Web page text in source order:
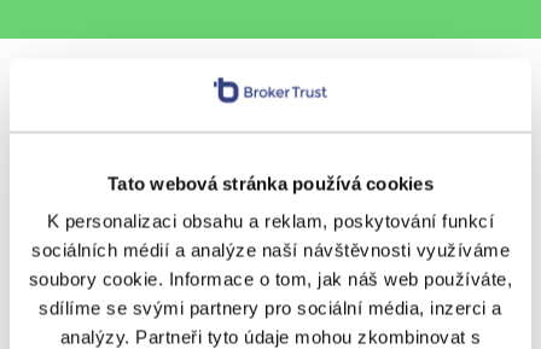
Tato webová stránka používá cookies
K personalizaci obsahu a reklam, poskytování funkcí
sociálních médií a analýze naší návštěvnosti využíváme
soubory cookie. Informace o tom, jak náš web používáte,
sdílíme se svými partnery pro sociální média, inzerci a
analýzy. Partneři tyto údaje mohou zkombinovat s
Další témata
BeTy Nezařazené
Ostatní